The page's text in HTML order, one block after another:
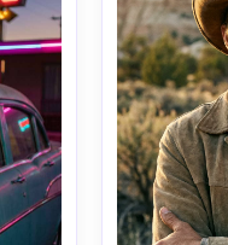
de
inteiro,
editorial
realista,